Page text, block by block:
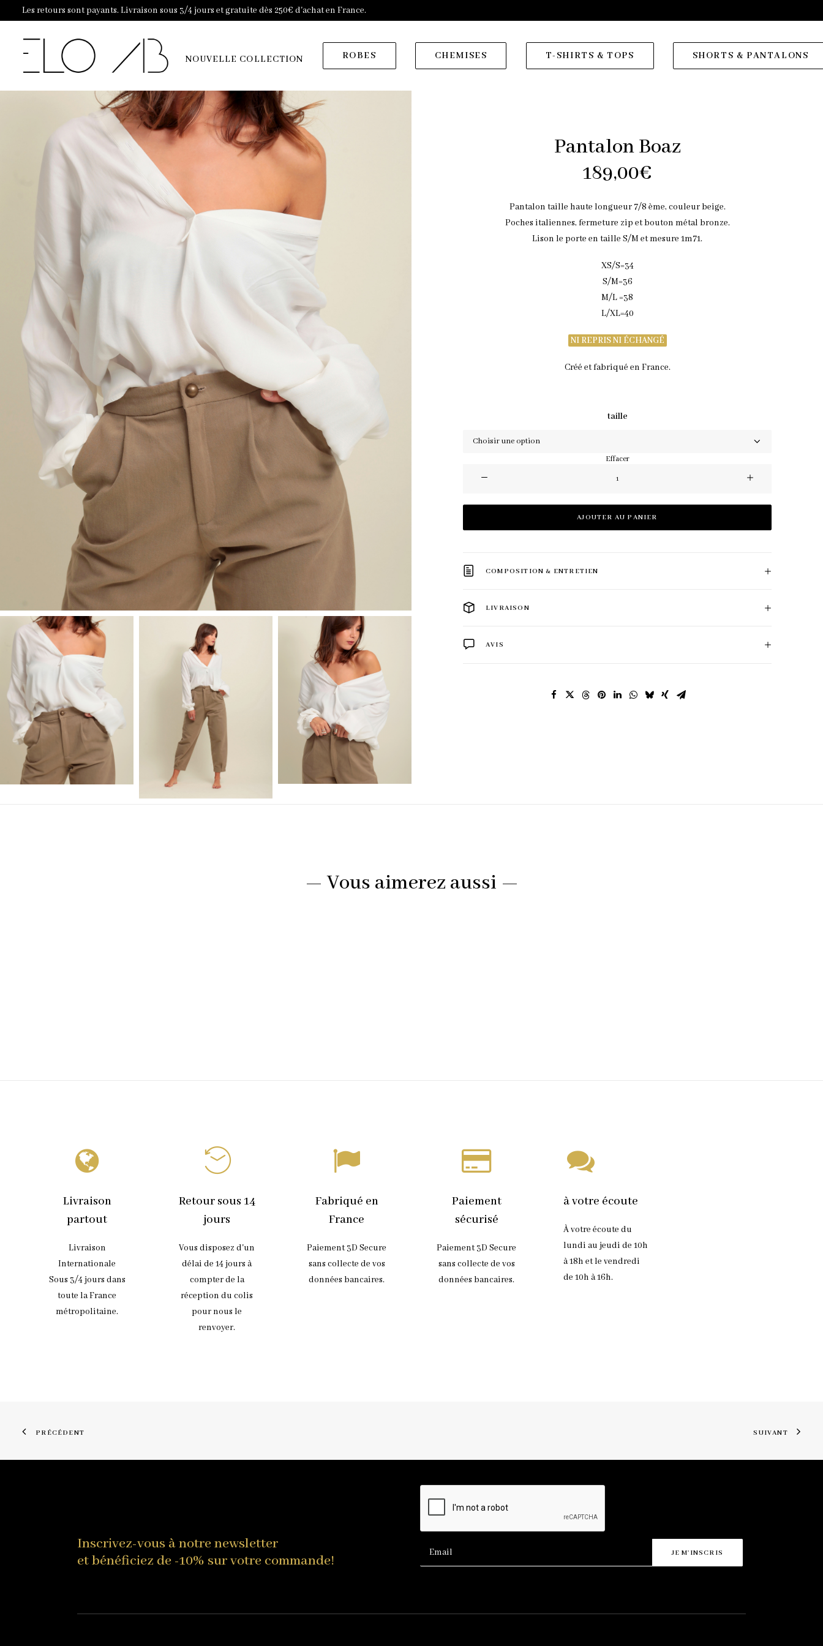
Les retours sont payants. Livraison sous 3/4 jours et gratuite dès 250€ d'achat en France.
NOUVELLE COLLECTION ROBES CHEMISES T-SHIRTS & TOPS SHORTS & PANTALONS
Pantalon Boaz
189,00€
Pantalon taille haute longueur 7/8 ème, couleur beige.
Poches italiennes, fermeture zip et bouton métal bronze.
Lison le porte en taille S/M et mesure 1m71.
XS/S=34
S/M=36
M/L =38
L/XL=40
NI REPRIS NI ÉCHANGÉ
Créé et fabriqué en France.
taille
Effacer
Pantalon
Boaz
AJOUTER AU PANIER
COMPOSITION & ENTRETIEN
LIVRAISON
AVIS
— Vous aimerez aussi —
Livraison
partout
Livraison
Internationale
Sous 3/4 jours dans
toute la France
métropolitaine.
Retour sous 14
jours
Vous disposez d'un
délai de 14 jours à
compter de la
réception du colis
pour nous le
renvoyer.
Fabriqué en
France
Paiement 3D Secure
sans collecte de vos
données bancaires.
Paiement
sécurisé
Paiement 3D Secure
sans collecte de vos
données bancaires.
à votre écoute
À votre écoute du
lundi au jeudi de 10h
à 18h et le vendredi
de 10h à 16h.
PRÉCÉDENT SUIVANT
Inscrivez-vous à notre newsletter
et bénéficiez de -10% sur votre commande!